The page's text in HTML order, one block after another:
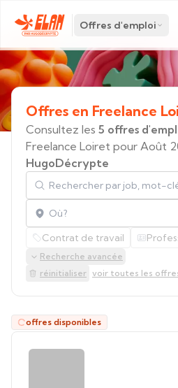
Offres d'emploi
Offres en Freelance
Consultez les 5 offres
Freelance Loiret pour Août
HugoDécrypte
Rechercher par job, mot-clé ou
Localisation
Contrat de travail
Recherche avancée
réinitialiser voir toutes les
offres disponibles